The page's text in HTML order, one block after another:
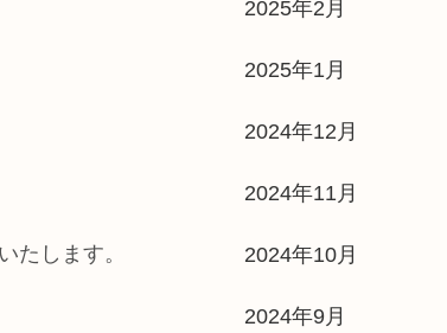
たします。
2025年2月
2025年1月
2024年12月
2024年11月
2024年10月
2024年9月